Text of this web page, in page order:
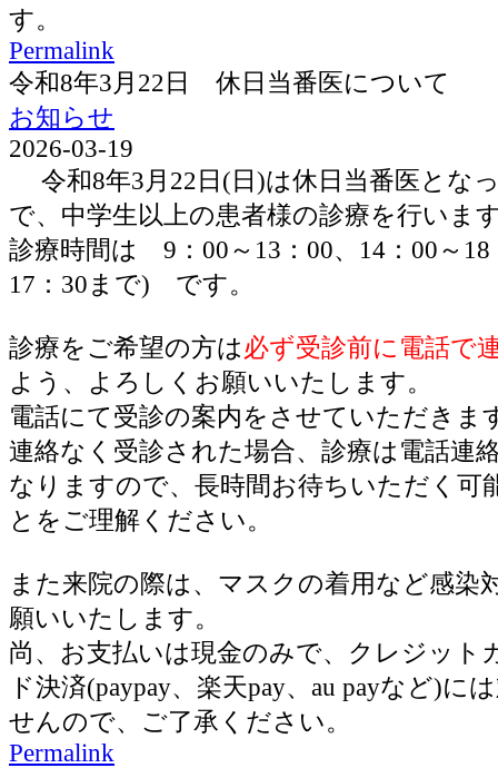
す。
Permalink
令和8年3月22日 休日当番医について
お知らせ
2026-03-19
令和8年3月22日(日)は休日当番医とな
で、中学生以上の患者様の診療を行いま
診療時間は 9：00～13：00、14：00～
17：30まで) です。
診療をご希望の方は必ず受診前に電話で
よう、よろしくお願いいたします。
電話にて受診の案内をさせていただきま
連絡なく受診された場合、診療は電話連
なりますので、長時間お待ちいただく可
とをご理解ください。
また来院の際は、マスクの着用など感染
願いいたします。
尚、お支払いは現金のみで、クレジット
ド決済(paypay、楽天pay、au payなど)に
せんので、ご了承ください。
Permalink